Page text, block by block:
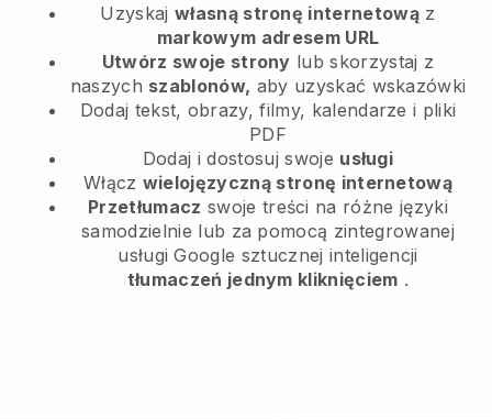
Uzyskaj własną stronę internetowąz
markowym adresem URL
Utwórz swoje strony lub skorzystaj z
naszych szablonów, aby uzyskać wskazówki
Dodaj tekst, obrazy, filmy, kalendarze i pliki
PDF
Dodaj i dostosuj swoje usługi
Włącz wielojęzyczną stronę internetową
Przetłumacz swoje treści na różne języki
samodzielnie lub za pomocą zintegrowanej
usługi Google sztucznej inteligencji
tłumaczeń jednym kliknięciem .